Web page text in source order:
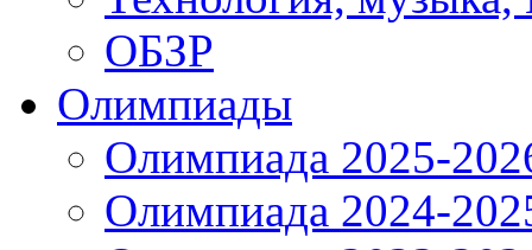
ОБЗР
Олимпиады
Олимпиада 2025-
Олимпиада 2024-